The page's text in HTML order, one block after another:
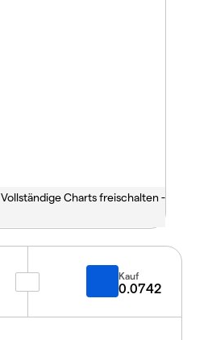
Vollständige Charts freischalten -
Kauf
0.0742